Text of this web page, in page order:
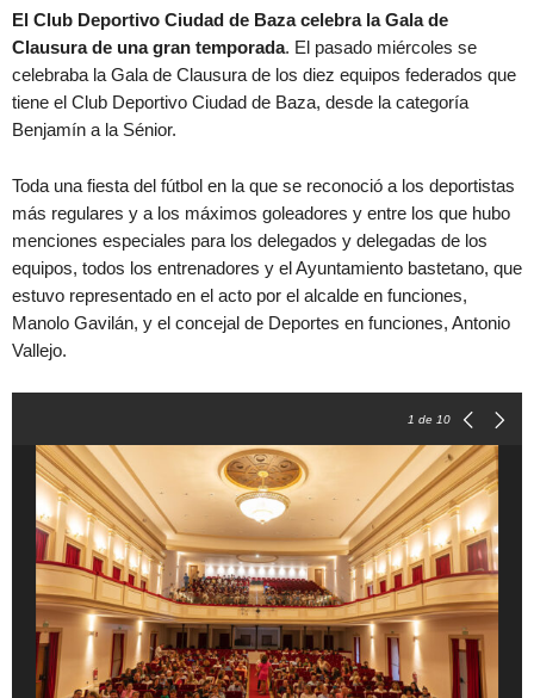
El Club Deportivo Ciudad de Baza celebra la Gala de
Clausura de una gran temporada. El pasado miércoles se
celebraba la Gala de Clausura de los diez equipos federados que
tiene el Club Deportivo Ciudad de Baza, desde la categoría
Benjamín a la Sénior.
Toda una fiesta del fútbol en la que se reconoció a los deportistas
más regulares y a los máximos goleadores y entre los que hubo
menciones especiales para los delegados y delegadas de los
equipos, todos los entrenadores y el Ayuntamiento bastetano, que
estuvo representado en el acto por el alcalde en funciones,
Manolo Gavilán, y el concejal de Deportes en funciones, Antonio
Vallejo.
1 de 10